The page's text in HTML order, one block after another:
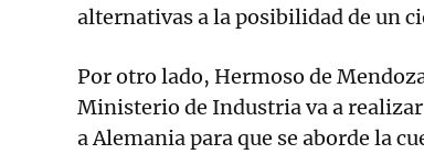
alternativas a la posibilidad de un
Por otro lado, Hermoso de
Ministerio de Industria va a
a Alemania para que se aborde la